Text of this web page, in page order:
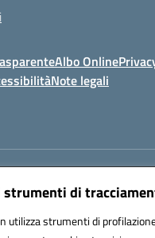
strumenti di
utilizza strumenti di
Albo Online
Note legali
12 60 Email: